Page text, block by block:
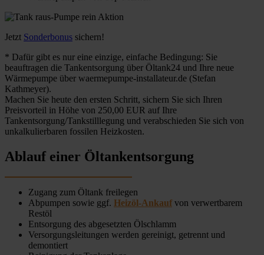
Jetzt Sonderbonus sichern!
* Dafür gibt es nur eine einzige, einfache Bedingung: Sie
beauftragen die Tankentsorgung über Öltank24 und Ihre neue
Wärmepumpe über waermepumpe-installateur.de (Stefan
Kathmeyer).
Machen Sie heute den ersten Schritt, sichern Sie sich Ihren
Preisvorteil in Höhe von 250,00 EUR auf Ihre
Tankentsorgung/Tankstilllegung und verabschieden Sie sich von
unkalkulierbaren fossilen Heizkosten.
Ablauf einer Öltankentsorgung
Zugang zum Öltank freilegen
Abpumpen sowie ggf. Heizöl-Ankauf von verwertbarem
Restöl
Entsorgung des abgesetzten Ölschlamm
Versorgungsleitungen werden gereinigt, getrennt und
demontiert